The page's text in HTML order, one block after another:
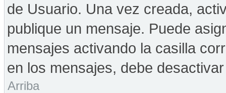
de Usuario. Una vez creada,
publique un mensaje. Puede
mensajes activando la casilla
en los mensajes, debe
Arriba